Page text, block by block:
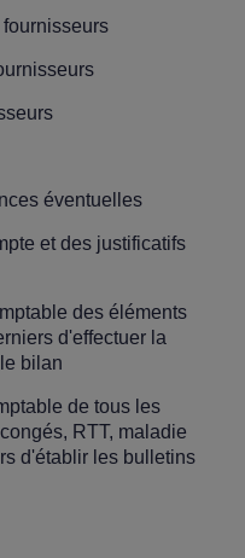
éventuelles
et des justificatifs
des éléments
d'effectuer la
bilan
de tous les
RTT, maladie
d'établir les bulletins